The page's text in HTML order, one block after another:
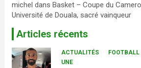
michel dansBasket – Coupe du
Université de Douala, sacré vainqueur
Articles récents
ACTUALITÉS FOOTBALL
UNE